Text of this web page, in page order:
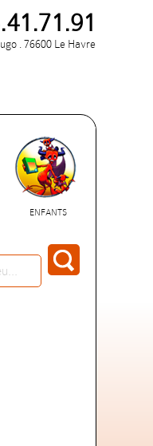
. 76600 Le Havre
ENFANTS